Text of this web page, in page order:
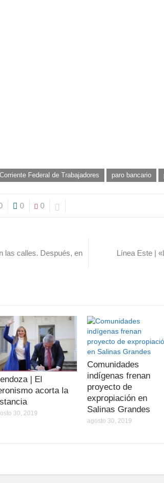
Corriente Federal de Trabajadores paro bancario
0 0
las calles. Después, en
Línea Este |
| El
acorta la
30, 2019
Comunidades
indígenas frenan
proyecto de
expropiación en
Salinas Grandes
agosto 30, 2019